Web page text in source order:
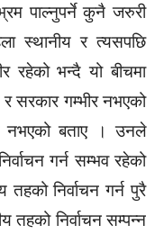
भ्रम पाल्नुपर्ने कुनै जरुरी
स्थानीय र त्यसपछि
रहेको भन्दै यो बीचमा
सरकार गम्भीर नभएको
नभएको बताए । उनले
गर्न सम्भव रहेको
निर्वाचन गर्न पुरै
तहको निर्वाचन सम्पन्न